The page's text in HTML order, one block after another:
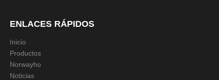
LED:
Ninguna
Impermeable:
Tensión de
funcionamiento:
Advertencia:
ENLACES RÁPIDOS
Inicio
Productos
Norwayho
Noticias